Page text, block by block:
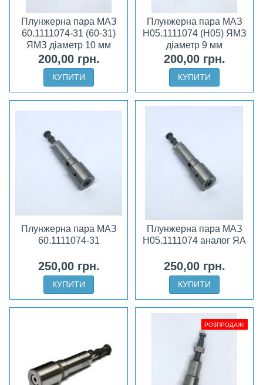
Плунжерна пара МАЗ
60.1111074-31 (60-31)
ЯМЗ діаметр 10 мм
200,00 грн.
КУПИТИ
Плунжерна пара МАЗ
Н05.1111074 (Н05) ЯМЗ
діаметр 9 мм
200,00 грн.
КУПИТИ
Плунжерна пара МАЗ
60.1111074-31
250,00 грн.
КУПИТИ
Плунжерна пара МАЗ
Н05.1111074 аналог ЯА
250,00 грн.
КУПИТИ
РОЗПРОДАЖ!